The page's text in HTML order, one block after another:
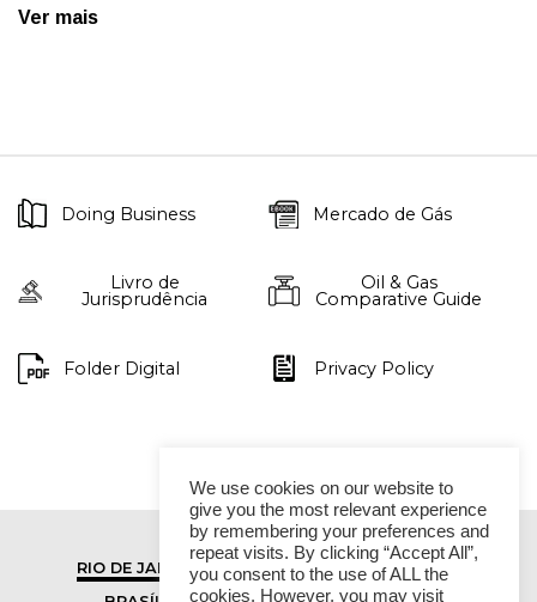
Ver mais
Doing Business Mercado de Gás
Livro de
Jurisprudência
Oil & Gas
Comparative Guide
Folder Digital Privacy Policy
RIO DE JANEIRO
SÃO PAULO
We use cookies on our website to
give you the most relevant experience
by remembering your preferences and
repeat visits. By clicking “Accept All”,
you consent to the use of ALL the
cookies. However, you may visit